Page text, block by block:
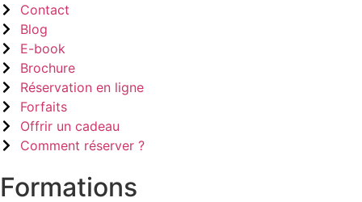
Contact
Blog
E-book
Brochure
Réservation en ligne
Forfaits
Offrir un cadeau
Comment réserver ?
Formations